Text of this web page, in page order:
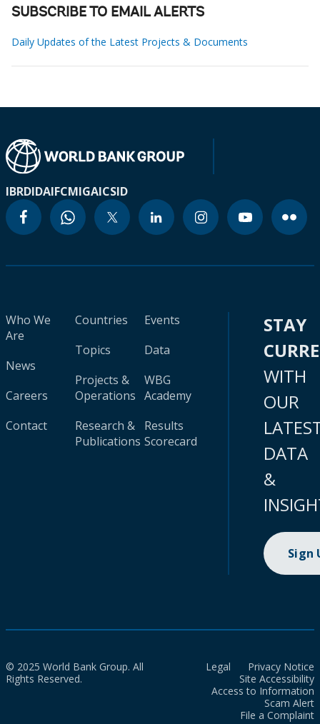
SUBSCRIBE TO EMAIL ALERTS
Daily Updates of the Latest Projects & Documents
IBRDIDAIFCMIGAICSID
Who We
Are
News
Careers
Contact
Countries
Topics
Projects &
Operations
Research &
Publications
Events
Data
WBG
Academy
Results
Scorecard
STAY
WITH
OUR
DATA
&
Sign
© 2025 World Bank Group. All
Rights Reserved.
Legal
Privacy Notice
Site Accessibility
Access to Information
Scam Alert
File a Complaint